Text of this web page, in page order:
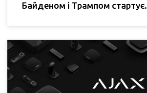
Байденом і Трампом стартує.